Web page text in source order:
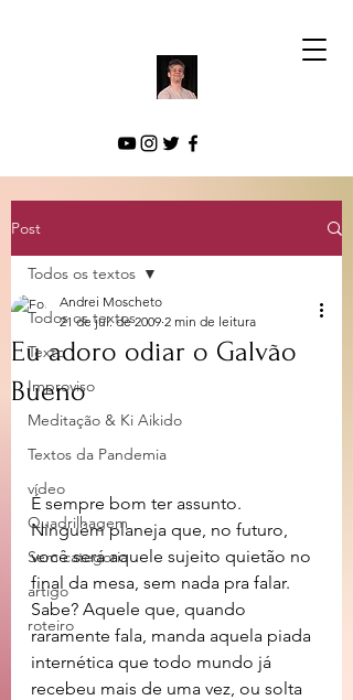
Post
Todos os textos
Texto
Improviso
Meditação & Ki Aikido
Textos da Pandemia
vídeo
Quadrilhagem
Sem categoria
artigo
roteiro
Todos os textos
Eu adoro odiar o Galvão
Bueno
Andrei Moscheto
21 de jul. de 2009 2 min de leitura
É sempre bom ter assunto.
Ninguém planeja que, no futuro,
você será aquele sujeito quietão no
final da mesa, sem nada pra falar.
Sabe? Aquele que, quando
raramente fala, manda aquela piada
internética que todo mundo já
recebeu mais de uma vez, ou solta